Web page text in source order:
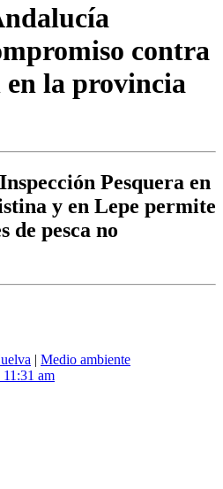
contra
en la provincia
Pesquera en
y en Lepe permite
de pesca no
| Medio ambiente
am